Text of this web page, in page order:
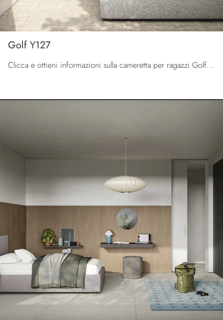
Golf Y127
Clicca e ottieni informazioni sulla cameretta per ragazzi Golf Y127! Le Camerette su misura Colombini Casa ti attendono.